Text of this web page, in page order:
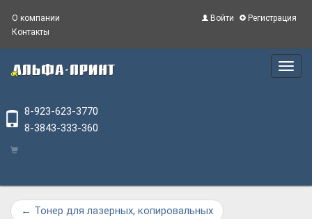
Войти Регистрация
О компании
Контакты
Main
Menu
8-923-623-3770
8-3843-333-360
← Тонер для лазерных, копировальных